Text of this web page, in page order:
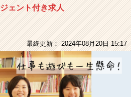
ェント付き求人
最終更新： 2024年08月20日 15:17